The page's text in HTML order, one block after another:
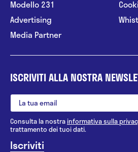
Modello 231
Advertising
Media Partner
ISCRIVITI ALLA NOSTRA
Consulta la nostrainformativa sulla
trattamento dei tuoi dati.